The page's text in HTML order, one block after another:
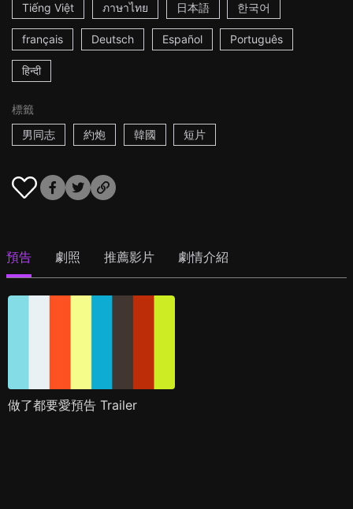
Tiếng Việt ภาษาไทย 日本語 한국어
français Deutsch Español Português
हिन्दी
標籤
男同志
約炮 韓國 短片
預告 劇照 推薦影片 劇情介紹
做了都要愛預告 Trailer